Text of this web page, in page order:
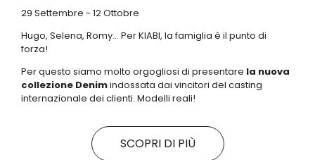
29 Settembre - 12 Ottobre
Hugo, Selena, Romy… Per KIABI, la famiglia è il punto di
forza!
Per questo siamo molto orgogliosi di presentare la nuova
collezione Denimindossata dai vincitori del casting
internazionale dei clienti. Modelli reali!
SCOPRI DI PIÙ